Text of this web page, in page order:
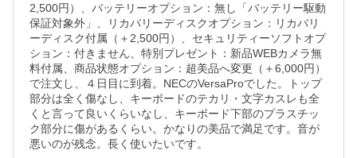
2,500円）、バッテリーオプション：無し「バッテリー駆動
保証対象外」、リカバリーディスクオプション：リカバリ
ーディスク付属（＋2,500円）、セキュリティーソフトオプ
ション：付きません、特別プレゼント：新品WEBカメラ無
料付属、商品状態オプション：超美品へ変更（＋6,000円）
で注文し、４日目に到着。NECのVersaProでした。トップ
部分は全く傷なし、キーボードのテカリ・文字カスレも全
くと言って良いくらいなし、キーボード下部のプラスチッ
ク部分に傷があるくらい。かなりの美品で満足です。音が
悪いのが残念。長く使いたいです。